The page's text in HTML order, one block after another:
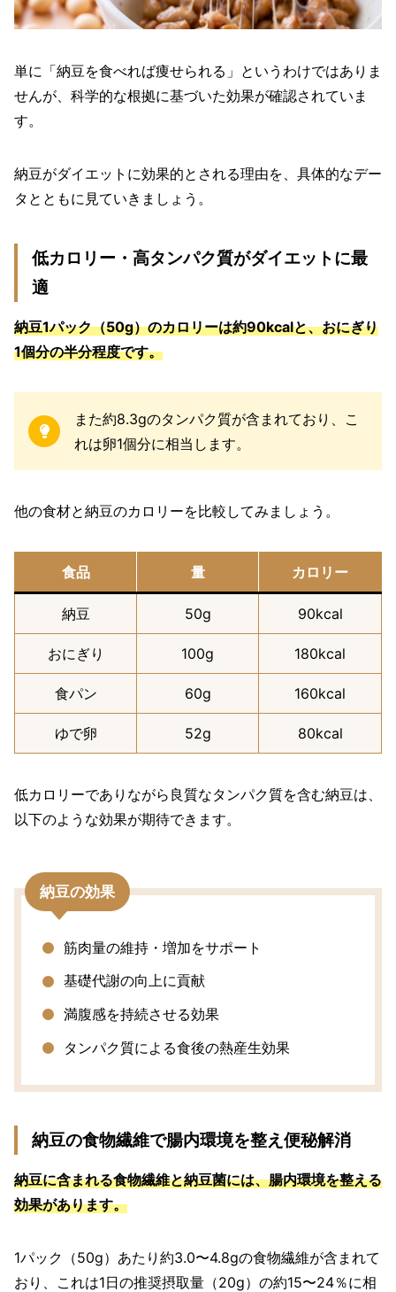
単に「納豆を食べれば痩せられる」というわけではありま
せんが、科学的な根拠に基づいた効果が確認されていま
す。
納豆がダイエットに効果的とされる理由を、具体的なデー
タとともに見ていきましょう。
低カロリー・高タンパク質がダイエットに最
適
納豆1パック（50g）のカロリーは約90kcalと、おにぎり
1個分の半分程度です。
また約8.3gのタンパク質が含まれており、こ
れは卵1個分に相当します。
他の食材と納豆のカロリーを比較してみましょう。
食品 量 カロリー
納豆 50g 90kcal
おにぎり 100g 180kcal
食パン 60g 160kcal
ゆで卵 52g 80kcal
低カロリーでありながら良質なタンパク質を含む納豆は、
以下のような効果が期待できます。
納豆の効果
筋肉量の維持・増加をサポート
基礎代謝の向上に貢献
満腹感を持続させる効果
タンパク質による食後の熱産生効果
納豆の食物繊維で腸内環境を整え便秘解消
納豆に含まれる食物繊維と納豆菌には、腸内環境を整える
効果があります。
1パック（50g）あたり約3.0〜4.8gの食物繊維が含まれて
おり、これは1日の推奨摂取量（20g）の約15〜24％に相